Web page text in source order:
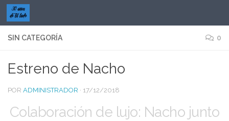
Saltar al contenido
SIN CATEGORÍA 0
Estreno de Nacho
POR ADMINISTRADOR · 17/12/2018
Colaboración de lujo: Nacho junto